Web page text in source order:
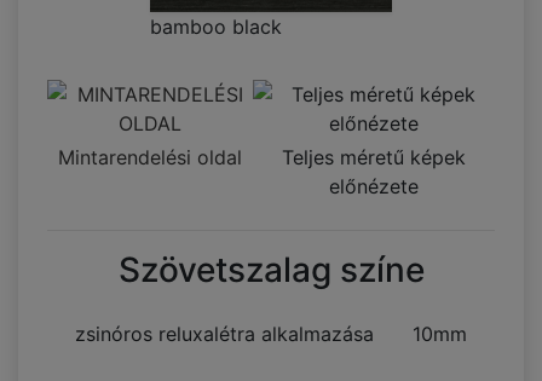
bamboo black
Mintarendelési oldal
Teljes méretű képek
előnézete
Szövetszalag színe
10mm
zsinóros reluxalétra alkalmazása